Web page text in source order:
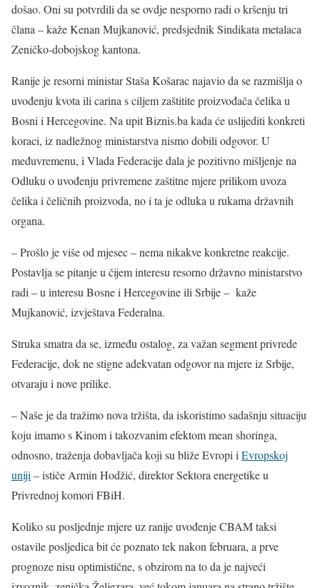
došao. Oni su potvrdili da se ovdje nesporno radi o kršenju tri
člana – kaže Kenan Mujkanović, predsjednik Sindikata metalaca
Zeničko-dobojskog kantona.
Ranije je resorni ministar Staša Košarac najavio da se razmišlja o
uvođenju kvota ili carina s ciljem zaštitite proizvođača čelika u
Bosni i Hercegovine. Na upit Biznis.ba kada će uslijediti konkreti
koraci, iz nadležnog ministarstva nismo dobili odgovor. U
međuvremenu, i Vlada Federacije dala je pozitivno mišljenje na
Odluku o uvođenju privremene zaštitne mjere prilikom uvoza
čelika i čeličnih proizvoda, no i ta je odluka u rukama državnih
organa.
– Prošlo je više od mjesec – nema nikakve konkretne reakcije.
Postavlja se pitanje u čijem interesu resorno državno ministarstvo
radi – u interesu Bosne i Hercegovine ili Srbije – kaže
Mujkanović, izvještava Federalna.
Struka smatra da se, između ostalog, za važan segment privrede
Federacije, dok ne stigne adekvatan odgovor na mjere iz Srbije,
otvaraju i nove prilike.
– Naše je da tražimo nova tržišta, da iskoristimo sadašnju situaciju
koju imamo s Kinom i takozvanim efektom mean shoringa,
odnosno, traženja dobavljača koji su bliže Evropi i Evropskoj
uniji – ističe Armin Hodžić, direktor Sektora energetike u
Privrednoj komori FBiH.
Koliko su posljednje mjere uz ranije uvođenje CBAM taksi
ostavile posljedica bit će poznato tek nakon februara, a prve
prognoze nisu optimistične, s obzirom na to da je najveći